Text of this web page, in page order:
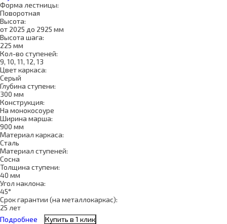
Форма лестницы:
Поворотная
Высота:
от 2025 до 2925 мм
Высота шага:
225 мм
Кол-во ступеней:
9, 10, 11, 12, 13
Цвет каркаса:
Серый
Глубина ступени:
300 мм
Конструкция:
На монокосоуре
Ширина марша:
900 мм
Материал каркаса:
Сталь
Материал ступеней:
Сосна
Толщина ступени:
40 мм
Угол наклона:
45°
Срок гарантии (на металлокаркас):
25 лет
Подробнее
Купить в 1 клик